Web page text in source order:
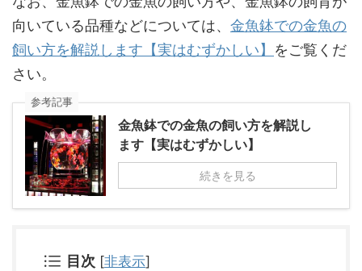
向いている品種などについては、 金魚鉢での金魚の
飼い方を解説します【実はむずかしい】 をご覧くだ
さい。
参考記事
金魚鉢での金魚の飼い方を解説し
ます【実はむずかしい】
続きを見る
目次 [非表示]